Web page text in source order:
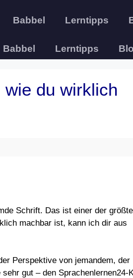
Babbel Lerntipps
Babbel Lerntipps
du wirklich
Schrift. Das ist einer der
machbar ist, kann ich dir aus
Perspektive von jemandem, der
gut – den Sprachenlernen24-